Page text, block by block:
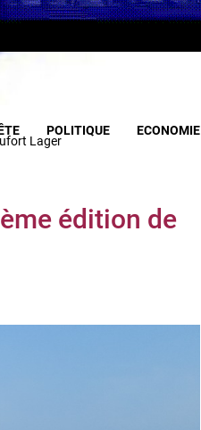
POLITIQUE ECONOMIE
Lager
édition de